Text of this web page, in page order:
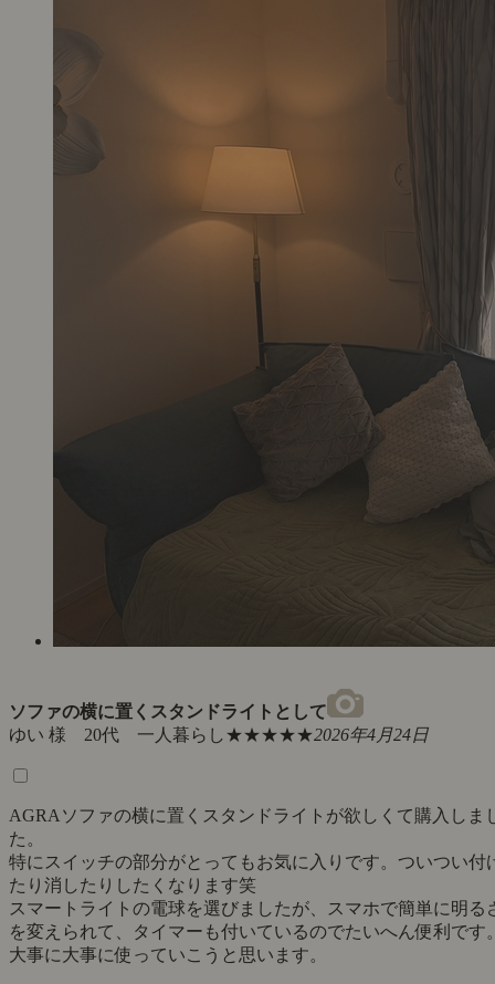
ソファの横に置くスタンドライトとして
ゆい 様 20代 一人暮らし★★★★★2026年4月24日
AGRAソファの横に置くスタンドライトが欲しくて購入しま
た。
特にスイッチの部分がとってもお気に入りです。ついつい付
たり消したりしたくなります笑
スマートライトの電球を選びましたが、スマホで簡単に明る
を変えられて、タイマーも付いているのでたいへん便利です
大事に大事に使っていこうと思います。